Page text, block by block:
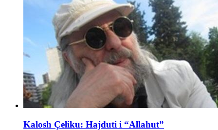
Kalosh Çeliku: Hajduti i “Allahut”